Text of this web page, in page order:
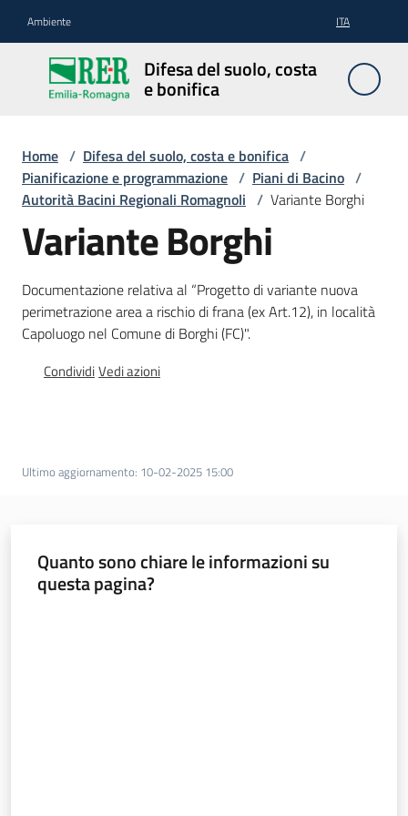
Ambiente ITA
Difesa del suolo, costa
e bonifica
Difesa
del
suolo,
bonifica
Pianificazione
e
programmazione
Home / Difesa del suolo, costa e bonifica /
Pianificazione e programmazione / Piani di Bacino /
Autorità Bacini Regionali Romagnoli / Variante Borghi
Variante Borghi
Documentazione relativa al “Progetto di variante nuova
perimetrazione area a rischio di frana (ex Art.12), in località
Capoluogo nel Comune di Borghi (FC)".
CondividiVedi azioni
Ultimo aggiornamento: 10-02-2025 15:00
Quanto sono chiare le informazioni su
questa pagina?